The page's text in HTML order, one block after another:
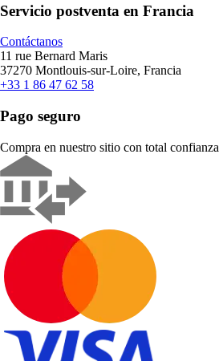
Servicio postventa en Francia
Contáctanos
11 rue Bernard Maris
37270 Montlouis-sur-Loire, Francia
+33 1 86 47 62 58
Pago seguro
Compra en nuestro sitio con total confianza